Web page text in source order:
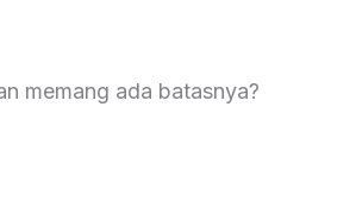
memang ada batasnya?